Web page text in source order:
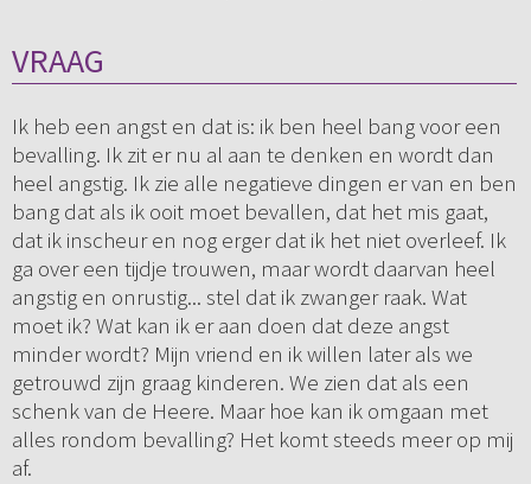
VRAAG
Ik heb een angst en dat is: ik ben heel bang voor een
bevalling. Ik zit er nu al aan te denken en wordt dan
heel angstig. Ik zie alle negatieve dingen er van en ben
bang dat als ik ooit moet bevallen, dat het mis gaat,
dat ik inscheur en nog erger dat ik het niet overleef. Ik
ga over een tijdje trouwen, maar wordt daarvan heel
angstig en onrustig... stel dat ik zwanger raak. Wat
moet ik? Wat kan ik er aan doen dat deze angst
minder wordt? Mijn vriend en ik willen later als we
getrouwd zijn graag kinderen. We zien dat als een
schenk van de Heere. Maar hoe kan ik omgaan met
alles rondom bevalling? Het komt steeds meer op mij
af.